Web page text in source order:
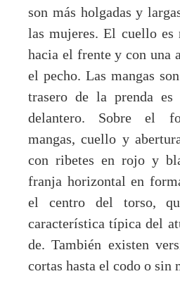
son más holgadas y
las mujeres. El cuello es
hacia el frente y con una
el pecho. Las mangas
trasero de la prenda
delantero. Sobre el
mangas, cuello y
con ribetes en rojo y
franja horizontal en
el centro del torso,
característica típica del
de. También existen
cortas hasta el codo o sin